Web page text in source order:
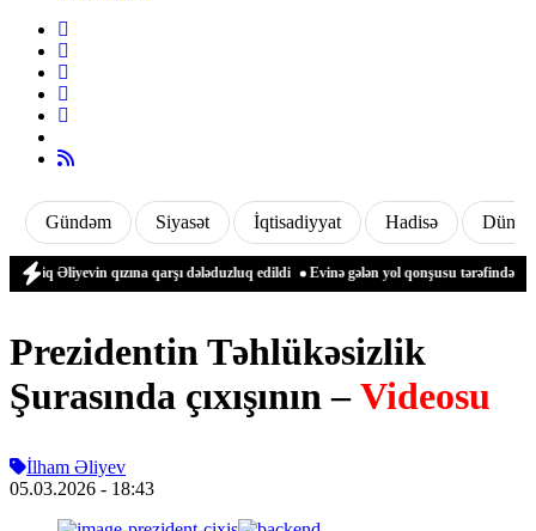
Gündəm Siyasət İqtisadiyyat Hadisə Dünya
Əliyevin qızına qarşı dələduzluq edildi Evinə gələn yol qonşusu tərəfindən zəbt
Prezidentin Təhlükəsizlik
Şurasında çıxışının –Videosu
İlham Əliyev
05.03.2026 - 18:43